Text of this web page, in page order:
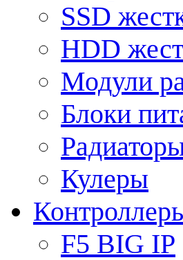
SSD
HDD
Модули
Блоки
Кулеры
F5 BIG IP